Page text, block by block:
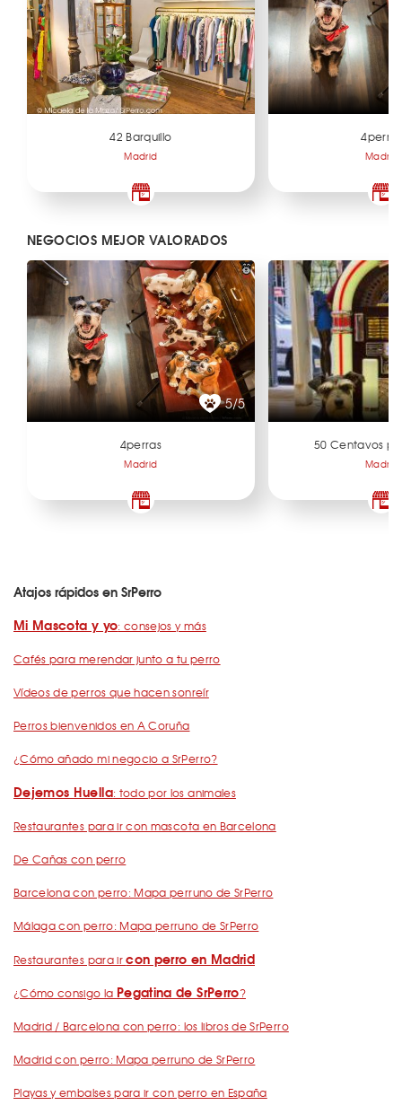
42 Barquillo
Madrid
4perras
Madrid
NEGOCIOS MEJOR VALORADOS
5/5
4perras
Madrid
50 Centavos
Madrid
Atajos rápidos en SrPerro
Mi Mascota y yo: consejos y más
Cafés para merendar junto a tu perro
Vídeos de perros que hacen sonreír
Perros bienvenidos en A Coruña
¿Cómo añado mi negocio a SrPerro?
Dejemos Huella: todo por los animales
Restaurantes para ir con mascota en Barcelona
De Cañas con perro
Barcelona con perro: Mapa perruno de SrPerro
Málaga con perro: Mapa perruno de SrPerro
Restaurantes para ircon perro en Madrid
¿Cómo consigo la Pegatina de SrPerro?
Madrid / Barcelona con perro: los libros de SrPerro
Madrid con perro: Mapa perruno de SrPerro
Playas y embalses para ir con perro en España